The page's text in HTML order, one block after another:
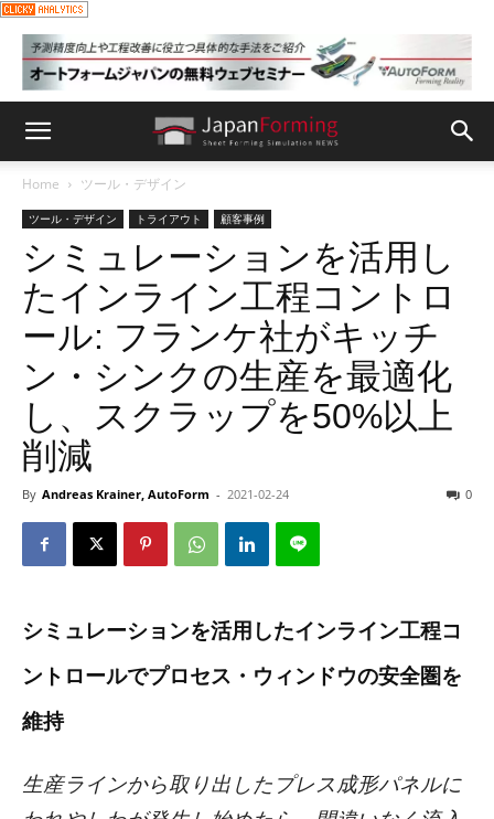
Home ツール・デザイン
ツール・デザイン トライアウト 顧客事例
シミュレーションを活用し
たインライン工程コントロ
ール: フランケ社がキッチ
ン・シンクの生産を最適化
し、スクラップを50%以上
削減
By Andreas Krainer, AutoForm - 2021-02-24 0
シミュレーションを活用したインライン工程コ
ントロールでプロセス・ウィンドウの安全圏を
維持
生産ラインから取り出したプレス成形パネルに